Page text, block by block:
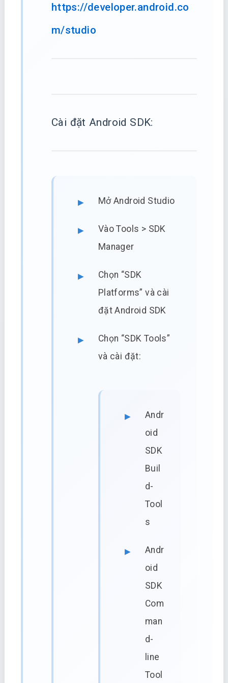
https://developer.android.co
m/studio
Cài đặt Android SDK:
Mở Android Studio
Vào Tools > SDK
Manager
Chọn “SDK
Platforms” và cài
đặt Android SDK
Chọn “SDK Tools”
và cài đặt:
Andr
oid
SDK
Buil
d-
Tool
s
Andr
oid
SDK
Com
man
d-
line
Tool